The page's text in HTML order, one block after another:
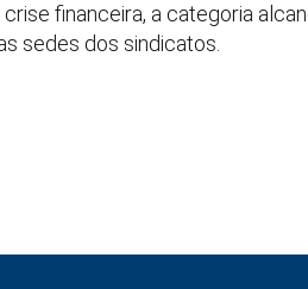
crise financeira, a categoria
sedes dos sindicatos.